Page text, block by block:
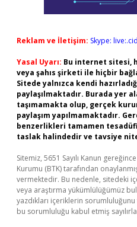
Reklam ve İletişim: Skype:
Yasal Uyarı: Bu internet sitesi,
veya şahıs şirketi ile hiçbir
Sitede yalnızca kendi
paylaşılmaktadır. Burada yer
taşımamakta olup, gerçek
paylaşım yapılmamaktadır.
benzerlikleri tamamen
taslak halindedir ve tavsiye
Sitemiz, 5651 Sayılı Kanun
Kurumu (BTK) tarafından
vermektedir. Bu nedenle, sitedeki
veya araştırma yükümlülüğümüz
yazdıkları içeriklerin
bu sorumluluğu kabul etmiş